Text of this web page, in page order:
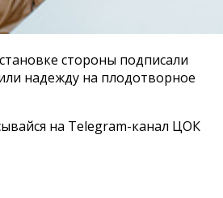
стороны подписали
надежду на плодотворное
на Telegram-канал ЦОК